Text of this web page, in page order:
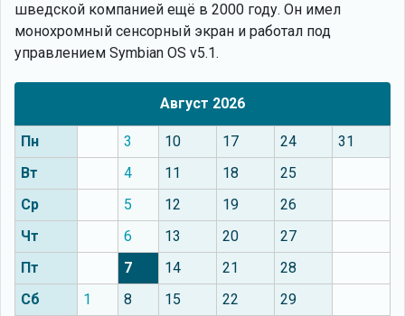
шведской компанией ещё в 2000 году. Он имел
монохромный сенсорный экран и работал под
управлением Symbian OS v5.1.
Август 2026
Пн 3 10 17 24
31
Вт
4 11 18
25
Ср
5 12 19
26
Чт
6 13 20
27
Пт
7 14 21
28
Сб
1 8 15 22 29